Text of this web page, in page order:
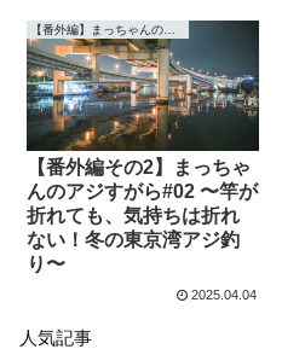
【番外編その2】まっちゃ
んのアジすがら#02 〜竿が
折れても、気持ちは折れ
ない！冬の東京湾アジ釣
り〜
2025.04.04
人気記事